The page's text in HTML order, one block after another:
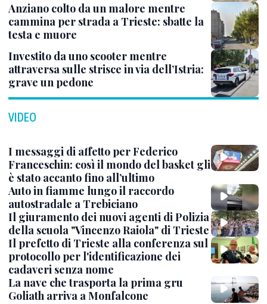
Anziano colto da un malore mentre
cammina per strada a Trieste: sbatte la
testa e muore
Investito da uno scooter mentre
attraversa sulle strisce in via dell’Istria:
grave un pedone
VIDEO
I messaggi di affetto per Federico
Franceschin: così il mondo del basket gli
è stato accanto fino all’ultimo
Auto in fiamme lungo il raccordo
autostradale a Trebiciano
Il giuramento dei nuovi agenti di Polizia
della scuola "Vincenzo Raiola" di Trieste
Il prefetto di Trieste alla conferenza sul
protocollo per l'identificazione dei
cadaveri senza nome
La nave che trasporta la prima gru
Goliath arriva a Monfalcone